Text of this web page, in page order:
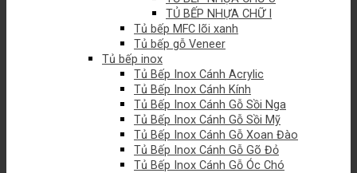
TỦ BẾP NHỰA CHỮ I
Tủ bếp MFC lõi xanh
Tủ bếp gỗ Veneer
Tủ bếp inox
Tủ Bếp Inox Cánh Acrylic
Tủ Bếp Inox Cánh Kính
Tủ Bếp Inox Cánh Gỗ Sồi Nga
Tủ Bếp Inox Cánh Gỗ Sồi Mỹ
Tủ Bếp Inox Cánh Gỗ Xoan Đào
Tủ Bếp Inox Cánh Gỗ Gõ Đỏ
Tủ Bếp Inox Cánh Gỗ Óc Chó